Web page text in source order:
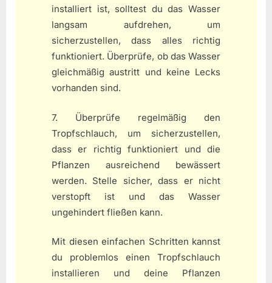
installiert ist, solltest du das Wasser
langsam aufdrehen, um
sicherzustellen, dass alles richtig
funktioniert. Überprüfe, ob das Wasser
gleichmäßig austritt und keine Lecks
vorhanden sind.
7. Überprüfe regelmäßig den
Tropfschlauch, um sicherzustellen,
dass er richtig funktioniert und die
Pflanzen ausreichend bewässert
werden. Stelle sicher, dass er nicht
verstopft ist und das Wasser
ungehindert fließen kann.
Mit diesen einfachen Schritten kannst
du problemlos einen Tropfschlauch
installieren und deine Pflanzen